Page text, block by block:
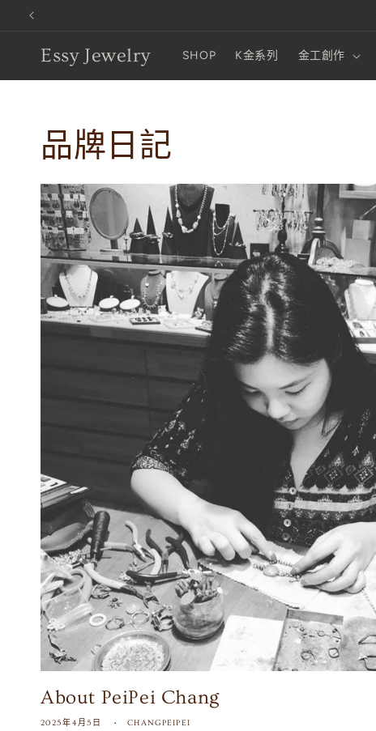
跳至內容
Essy Jewelry SHOP K金系列 金工創作
品牌日記
About PeiPei Chang
2025年4月5日 CHANGPEIPEI